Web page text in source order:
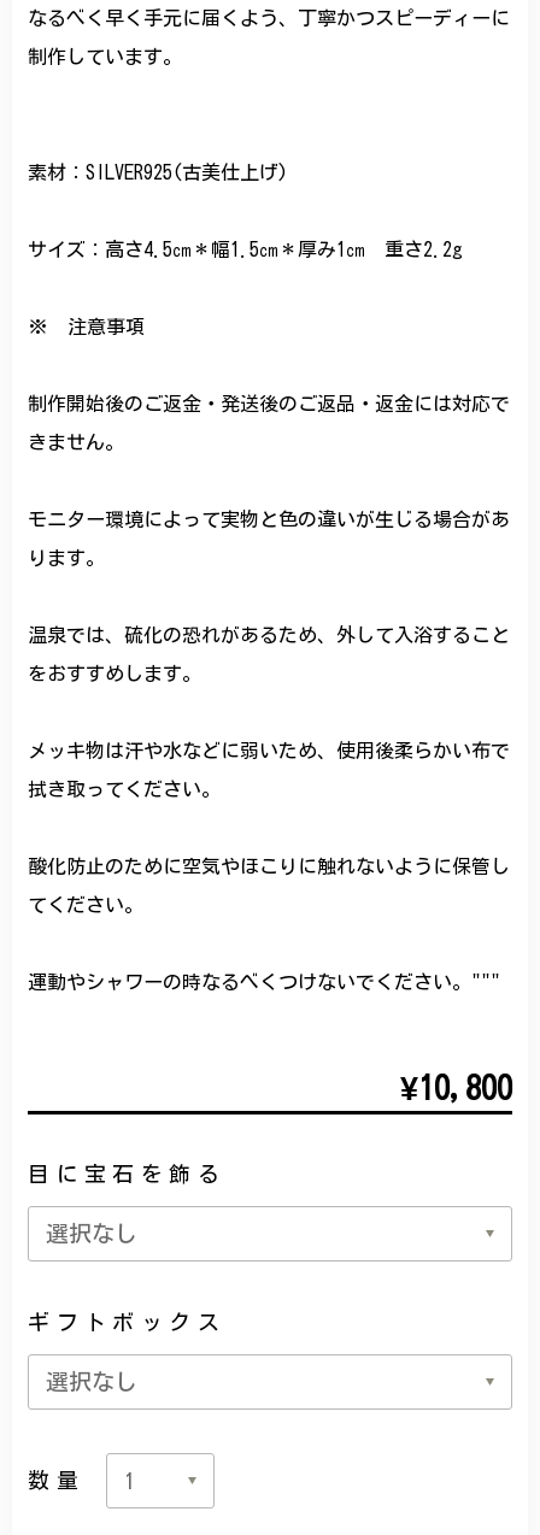
なるべく早く手元に届くよう、丁寧かつスピーディーに
制作しています。
素材：SILVER925(古美仕上げ)
サイズ：高さ4.5㎝＊幅1.5㎝＊厚み1㎝ 重さ2.2g
※ 注意事項
制作開始後のご返金・発送後のご返品・返金には対応で
きません。
モニター環境によって実物と色の違いが生じる場合があ
ります。
温泉では、硫化の恐れがあるため、外して入浴すること
をおすすめします。
メッキ物は汗や水などに弱いため、使用後柔らかい布で
拭き取ってください。
酸化防止のために空気やほこりに触れないように保管し
てください。
運動やシャワーの時なるべくつけないでください。"""
¥10,800
目に宝石を飾る
ギフトボックス
数量